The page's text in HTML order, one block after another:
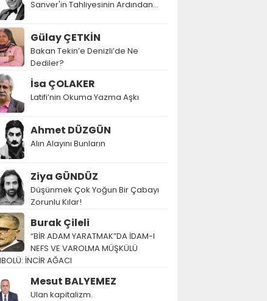
Sanver'in Tahliyesinin Ardından…
Gülay ÇETKİN
Bakan Tekin’e Denizli’de Ne
Dediler?
İsa ÇOLAKER
Latifi’nin Okuma Yazma Aşkı
Ahmet DÜZGÜN
Alın Alayını Bunların
Ziya GÜNDÜZ
Düşünmek Çok Yoğun Bir Çabayı
Zorunlu Kılar!
Burak Çileli
“BİR ADAM YARATMAK”DA İDAM-I
NEFS VE VAROLMA MÜŞKÜLÜ
İNCİR AĞACI
Mesut BALYEMEZ
Ulan kapitalizm.